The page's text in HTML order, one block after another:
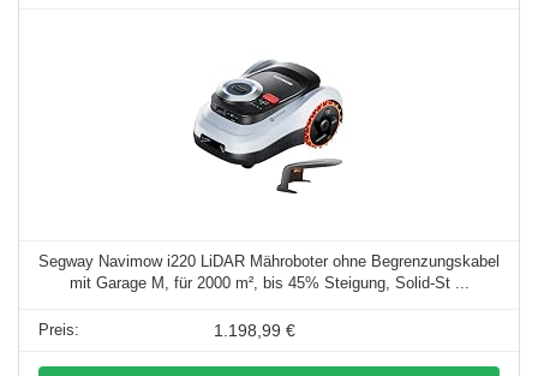
Segway Navimow i220 LiDAR Mähroboter ohne Begrenzungskabel
mit Garage M, für 2000 m², bis 45% Steigung, Solid-St ...
1.198,99 €